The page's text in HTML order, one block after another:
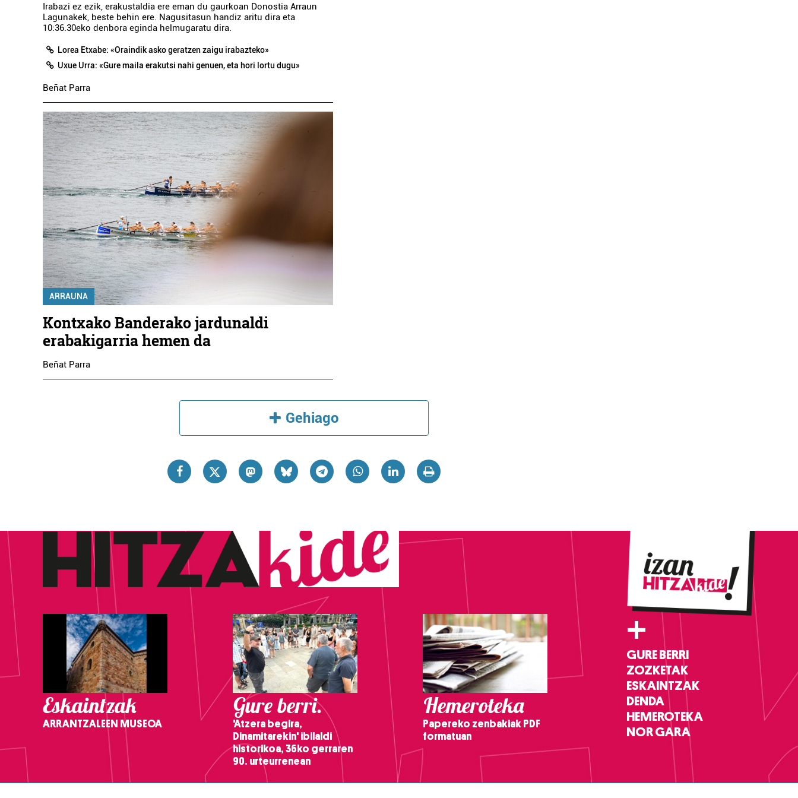
Irabazi ez ezik, erakustaldia ere eman du gaurkoan Donostia Arraun
Lagunakek, beste behin ere. Nagusitasun handiz aritu dira eta
10:36.30eko denbora eginda helmugaratu dira.
Lorea Etxabe: «Oraindik asko geratzen zaigu irabazteko»
Uxue Urra: «Gure maila erakutsi nahi genuen, eta hori lortu dugu»
Beñat Parra
ARRAUNA
Kontxako Banderako jardunaldi
erabakigarria hemen da
Beñat Parra
Gehiago
Eskaintzak
ARRANTZALEEN MUSEOA
Gure berri.
'Atzera begira,
Dinamitarekin' ibilaldi
historikoa, 36ko gerraren
90. urteurrenean
Hemeroteka
Papereko zenbakiak PDF
formatuan
+
GURE BERRI
ZOZKETAK
ESKAINTZAK
DENDA
HEMEROTEKA
NOR GARA